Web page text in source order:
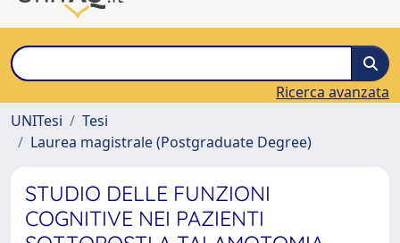
Ricerca avanzata
UNITesi
Tesi
Laurea magistrale (Postgraduate Degree)
STUDIO DELLE FUNZIONI
COGNITIVE NEI PAZIENTI